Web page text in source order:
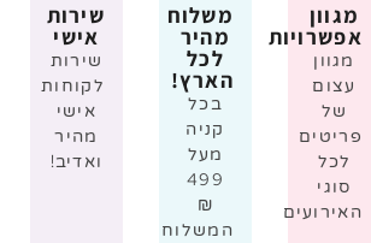
מגוון
אפשרויות
מגוון
עצום
של
פריטים
לכל
סוגי
האירועים
משלוח
מהיר
לכל
הארץ!
בכל
קניה
מעל
499
₪
המשלוח
שירות
אישי
שירות
לקוחות
אישי
מהיר
ואדיב!